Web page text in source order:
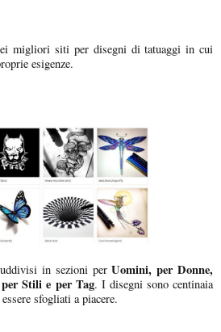
migliori siti per disegni di tatuaggi in cui
esigenze.
in sezioni perUomini, per Donne,
Stili e per Tag. I disegni sono centinaia
sfogliati a piacere.